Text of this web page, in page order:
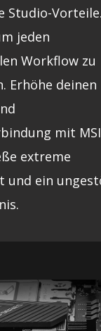
Studio-Vorteile.
jeden
Workflow zu
Erhöhe deinen
mit
extreme
und ein